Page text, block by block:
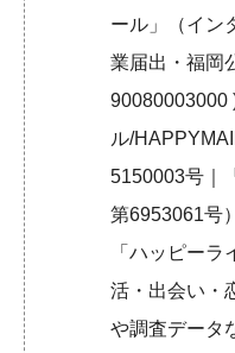
ール」（イン
業届出・福岡
90080003000
ル/
5150003号｜
第6953061号
「ハッピー
活・出会い・
や調査データ